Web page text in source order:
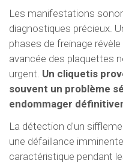
Les manifestations
diagnostiques précieux.
phases de freinage
avancée des plaquettes
urgent. Un cliquetis
souvent un problème
endommager
La détection d'un
une défaillance
caractéristique pendant